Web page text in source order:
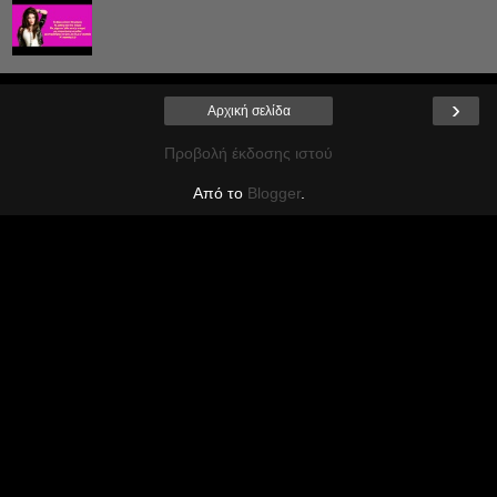
›
Αρχική σελίδα
Προβολή έκδοσης ιστού
Από το Blogger.